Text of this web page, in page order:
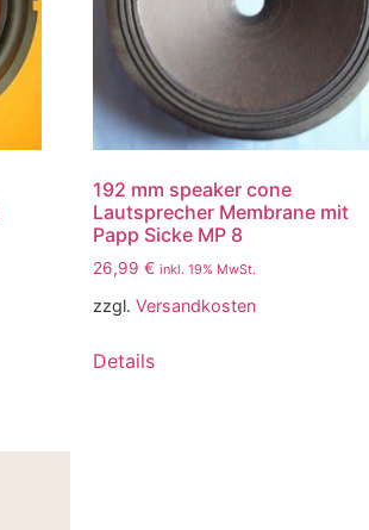
192 mm speaker cone
Lautsprecher Membrane mit
Papp Sicke MP 8
26,99€ inkl. 19% MwSt.
zzgl.Versandkosten
Details